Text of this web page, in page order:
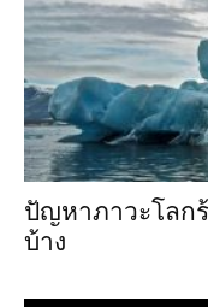
ปัญหาภาวะโลก
บ้าง